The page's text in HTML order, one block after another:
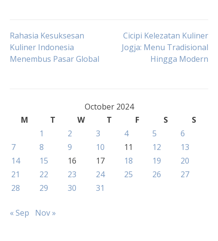
Post
navigation
Rahasia Kesuksesan
Kuliner Indonesia
Menembus Pasar Global
Cicipi Kelezatan Kuliner
Jogja: Menu Tradisional
Hingga Modern
October 2024
M
T W T F S
S
1
2 3 4 5
6
7
8 9 10 11 12
13
14
15 16 17 18 19
20
21
22 23 24 25 26
27
28
29 30 31
« Sep Nov »